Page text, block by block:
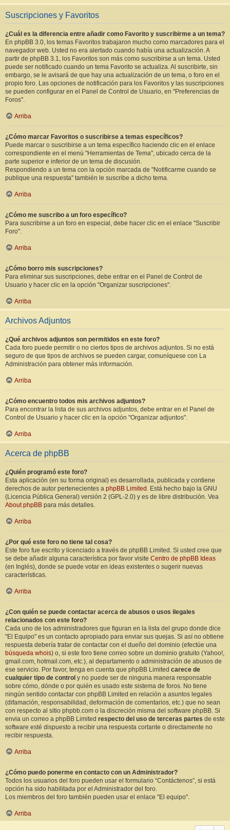
Suscripciones y Favoritos
¿Cuál es la diferencia entre añadir como Favorito y suscribirme a un tema?
En phpBB 3.0, los temas Favoritos trabajaron mucho como marcadores para el
navegador web. Usted no era alertado cuando había una actualización. A
partir de phpBB 3.1, los Favoritos son más como suscribirse a un tema. Usted
puede ser notificado cuando un tema Favorito se actualiza. Al suscribirte, sin
embargo, se le avisará de que hay una actualización de un tema, o foro en el
propio foro. Las opciones de notificación para los Favoritos y las suscripciones
se pueden configurar en el Panel de Control de Usuario, en "Preferencias de
Foros".
Arriba
¿Cómo marcar Favoritos o suscribirse a temas específicos?
Puede marcar o suscribirse a un tema específico haciendo clic en el enlace
correspondiente en el menú "Herramientas de Tema", ubicado cerca de la
parte superior e inferior de un tema de discusión.
Respondiendo a un tema con la opción marcada de "Notificarme cuando se
publique una respuesta" también le suscribe a dicho tema.
Arriba
¿Cómo me suscribo a un foro específico?
Para suscribirse a un foro en especial, debe hacer clic en el enlace "Suscribir
Foro".
Arriba
¿Cómo borro mis suscripciones?
Para eliminar sus suscripciones, debe entrar en el Panel de Control de
Usuario y hacer clic en la opción "Organizar suscripciones".
Arriba
Archivos Adjuntos
¿Qué archivos adjuntos son permitidos en este foro?
Cada foro puede permitir o no ciertos tipos de archivos adjuntos. Si no está
seguro de que tipos de archivos se pueden cargar, comuníquese con La
Administración para obtener más información.
Arriba
¿Cómo encuentro todos mis archivos adjuntos?
Para encontrar la lista de sus archivos adjuntos, debe entrar en el Panel de
Control de Usuario y hacer clic en la opción "Organizar adjuntos".
Arriba
Acerca de phpBB
¿Quién programó este foro?
Esta aplicación (en su forma original) es desarrollada, publicada y contiene
derechos de autor pertenecientes a phpBB Limited . Está hecho bajo la GNU
(Licencia Pública General) versión 2 (GPL-2.0) y es de libre distribución. Vea
About phpBB para más detalles.
Arriba
¿Por qué este foro no tiene tal cosa?
Este foro fue escrito y licenciado a través de phpBB Limited. Si usted cree que
se debe añadir alguna característica por favor visite Centro de phpBB Ideas
(en Inglés), donde se puede votar en ideas existentes o sugerir nuevas
características.
Arriba
¿Con quién se puede contactar acerca de abusos o usos ilegales
relacionados con este foro?
Cada uno de los administradores que figuran en la lista del grupo donde dice
"El Equipo" es un contacto apropiado para enviar sus quejas. Si así no obtiene
respuesta debería tratar de contactar con el dueño del dominio (efectúe una
búsqueda whois) o, si este foro tiene correo sobre un dominio gratuito (Yahoo!,
gmail.com, hotmail.com, etc.), al departamento o administración de abusos de
ese servicio. Por favor, tenga en cuenta que phpBB Limited carece de
cualquier tipo de control y no puede ser de ninguna manera responsable
sobre cómo, dónde o por quién es usado este sistema de foros. No tiene
ningún sentido contactar con phpBB Limited en relación a asuntos legales
(difamación, responsabilidad, deformación de comentarios, etc.) que no sean
con respecto al sitio phpbb.com o la discreción misma del software phpBB. Si
envia un correo a phpBB Limited respecto del uso de terceras partes de este
software esté dispuesto a recibir una respuesta cortante o directamente no
recibir respuesta.
Arriba
¿Cómo puedo ponerme en contacto con un Administrador?
Todos los usuarios del foro pueden usar el formulario “Contáctenos”, si está
opción ha sido habilitada por el Administrador del foro.
Los miembros del foro también pueden usar el enlace "El equipo".
Arriba